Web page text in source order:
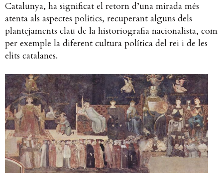
Catalunya, ha significat el retorn d’una mirada més
atenta als aspectes polítics, recuperant alguns dels
plantejaments clau de la historiografia nacionalista, com
per exemple la diferent cultura política del rei i de les
elits catalanes.